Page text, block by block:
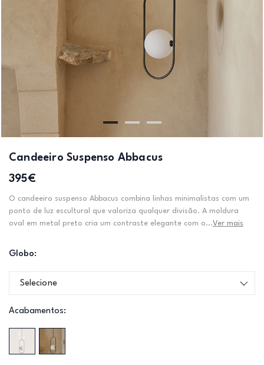
Candeeiro Suspenso Abbacus
395€
O candeeiro suspenso Abbacus combina linhas minimalistas com um
ponto de luz escultural que valoriza qualquer divisão. A moldura
oval em metal preto cria um contraste elegante com o...Ver mais
Globo:
Selecione
Acabamentos: